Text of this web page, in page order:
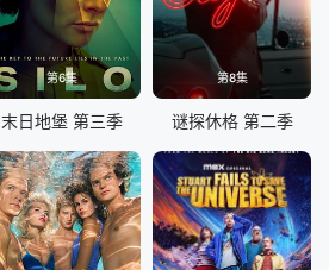
第6集
末日地堡 第三季
第8集
谜探休格 第二季